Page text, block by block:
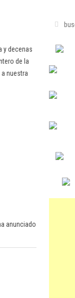
y decenas
de la
nuestra
anunciado